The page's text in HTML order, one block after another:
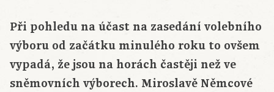
Při pohledu na účast na zasedání volebního
výboru od začátku minulého roku to ovšem
vypadá, že jsou na horách častěji než ve
sněmovních výborech. Miroslavě Němcové